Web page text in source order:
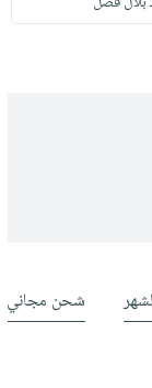
شحن مجاني